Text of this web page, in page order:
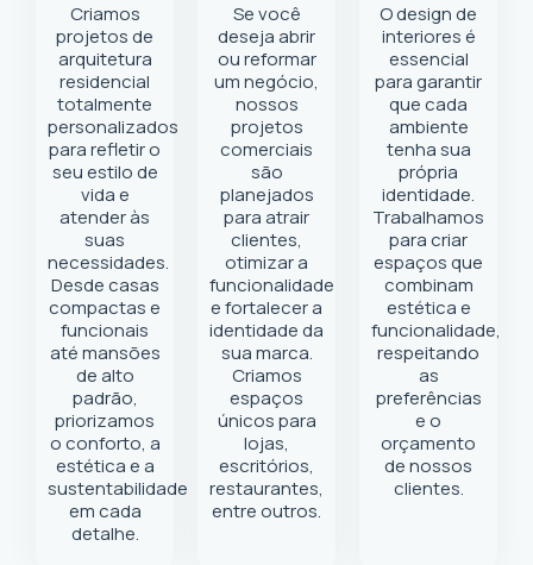
Criamos
projetos de
arquitetura
residencial
totalmente
personalizados
para refletir o
seu estilo de
vida e
atender às
suas
necessidades.
Desde casas
compactas e
funcionais
até mansões
de alto
padrão,
priorizamos
o conforto, a
estética e a
sustentabilidade
em cada
detalhe.
Se você
deseja abrir
ou reformar
um negócio,
nossos
projetos
comerciais
são
planejados
para atrair
clientes,
otimizar a
funcionalidade
e fortalecer a
identidade da
sua marca.
Criamos
espaços
únicos para
lojas,
escritórios,
restaurantes,
entre outros.
O design de
interiores é
essencial
para garantir
que cada
ambiente
tenha sua
própria
identidade.
Trabalhamos
para criar
espaços que
combinam
estética e
funcionalidade,
respeitando
as
preferências
e o
orçamento
de nossos
clientes.